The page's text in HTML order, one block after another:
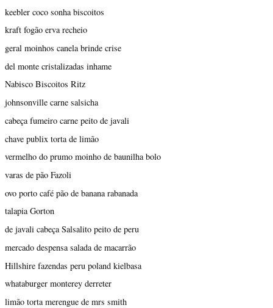
keebler coco sonha biscoitos
kraft fogão erva recheio
geral moinhos canela brinde crise
del monte cristalizadas inhame
Nabisco Biscoitos Ritz
johnsonville carne salsicha
cabeça fumeiro carne peito de javali
chave publix torta de limão
vermelho do prumo moinho de baunilha bolo
varas de pão Fazoli
ovo porto café pão de banana rabanada
talapia Gorton
de javali cabeça Salsalito peito de peru
mercado despensa salada de macarrão
Hillshire fazendas peru poland kielbasa
whataburger monterey derreter
limão torta merengue de mrs smith